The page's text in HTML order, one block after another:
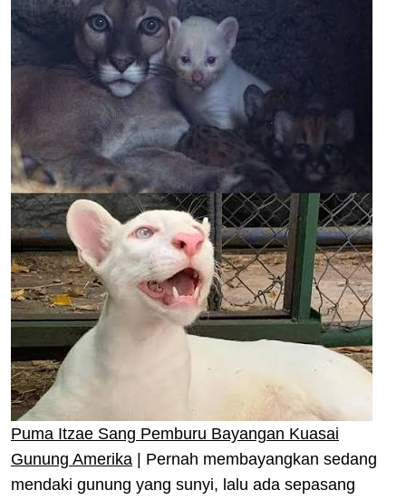
Puma Itzae Sang Pemburu Bayangan Kuasai
Gunung Amerika | Pernah membayangkan sedang
mendaki gunung yang sunyi, lalu ada sepasang